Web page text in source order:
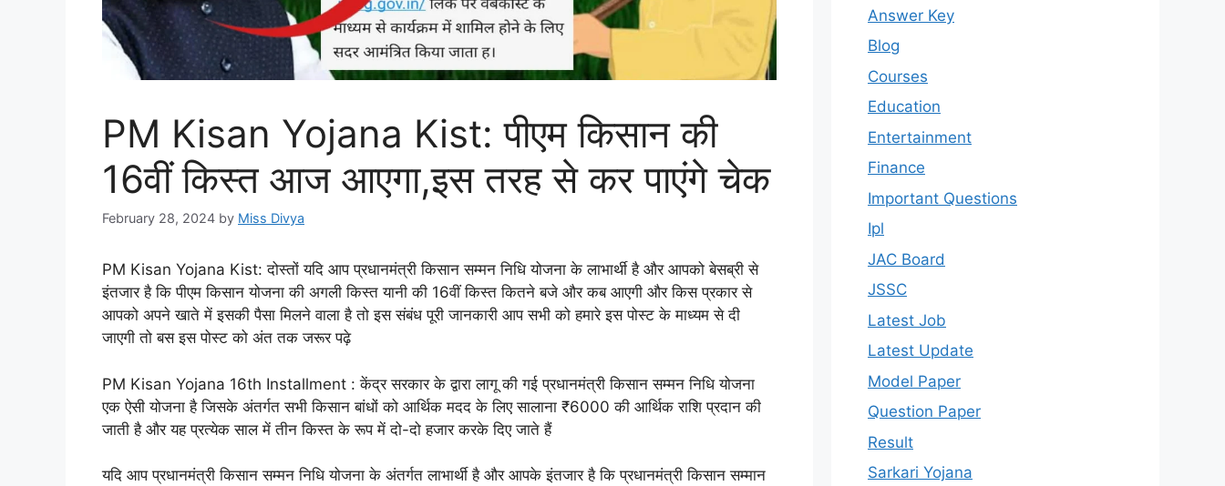
PM Kisan Yojana Kist: पीएम किसान की
16वीं किस्त आज आएगा,इस तरह से कर पाएंगे चेक
February 28, 2024 by Miss Divya
PM Kisan Yojana Kist: दोस्तों यदि आप प्रधानमंत्री किसान सम्मन निधि योजना के लाभार्थी है और आपको बेसब्री से
इंतजार है कि पीएम किसान योजना की अगली किस्त यानी की 16वीं किस्त कितने बजे और कब आएगी और किस प्रकार से
आपको अपने खाते में इसकी पैसा मिलने वाला है तो इस संबंध पूरी जानकारी आप सभी को हमारे इस पोस्ट के माध्यम से दी
जाएगी तो बस इस पोस्ट को अंत तक जरूर पढ़े
PM Kisan Yojana 16th Installment : केंद्र सरकार के द्वारा लागू की गई प्रधानमंत्री किसान सम्मन निधि योजना
एक ऐसी योजना है जिसके अंतर्गत सभी किसान बांधों को आर्थिक मदद के लिए सालाना ₹6000 की आर्थिक राशि प्रदान की
जाती है और यह प्रत्येक साल में तीन किस्त के रूप में दो-दो हजार करके दिए जाते हैं
यदि आप प्रधानमंत्री किसान सम्मन निधि योजना के अंतर्गत लाभार्थी है और आपके इंतजार है कि प्रधानमंत्री किसान सम्मान
Answer Key
Blog
Courses
Education
Entertainment
Finance
Important Questions
Ipl
JAC Board
JSSC
Latest Job
Latest Update
Model Paper
Question Paper
Result
Sarkari Yojana